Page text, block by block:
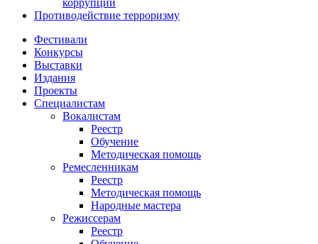
Противодействие терроризму
Фестивали
Конкурсы
Выставки
Издания
Проекты
Специалистам
Вокалистам
Реестр
Обучение
Методическая помощь
Ремесленникам
Реестр
Методическая помощь
Народные мастера
Режиссерам
Реестр